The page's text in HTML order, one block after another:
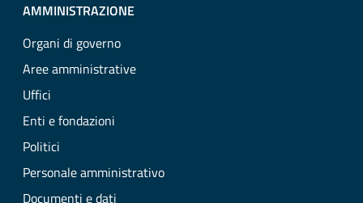
AMMINISTRAZIONE
Organi di governo
Aree amministrative
Uffici
Enti e fondazioni
Politici
Personale amministrativo
Documenti e dati